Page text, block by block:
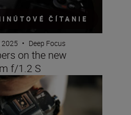
ČÍTANIE
2025 • Deep Focus
on the new
f/1.2 S
the new Nikon Z50II